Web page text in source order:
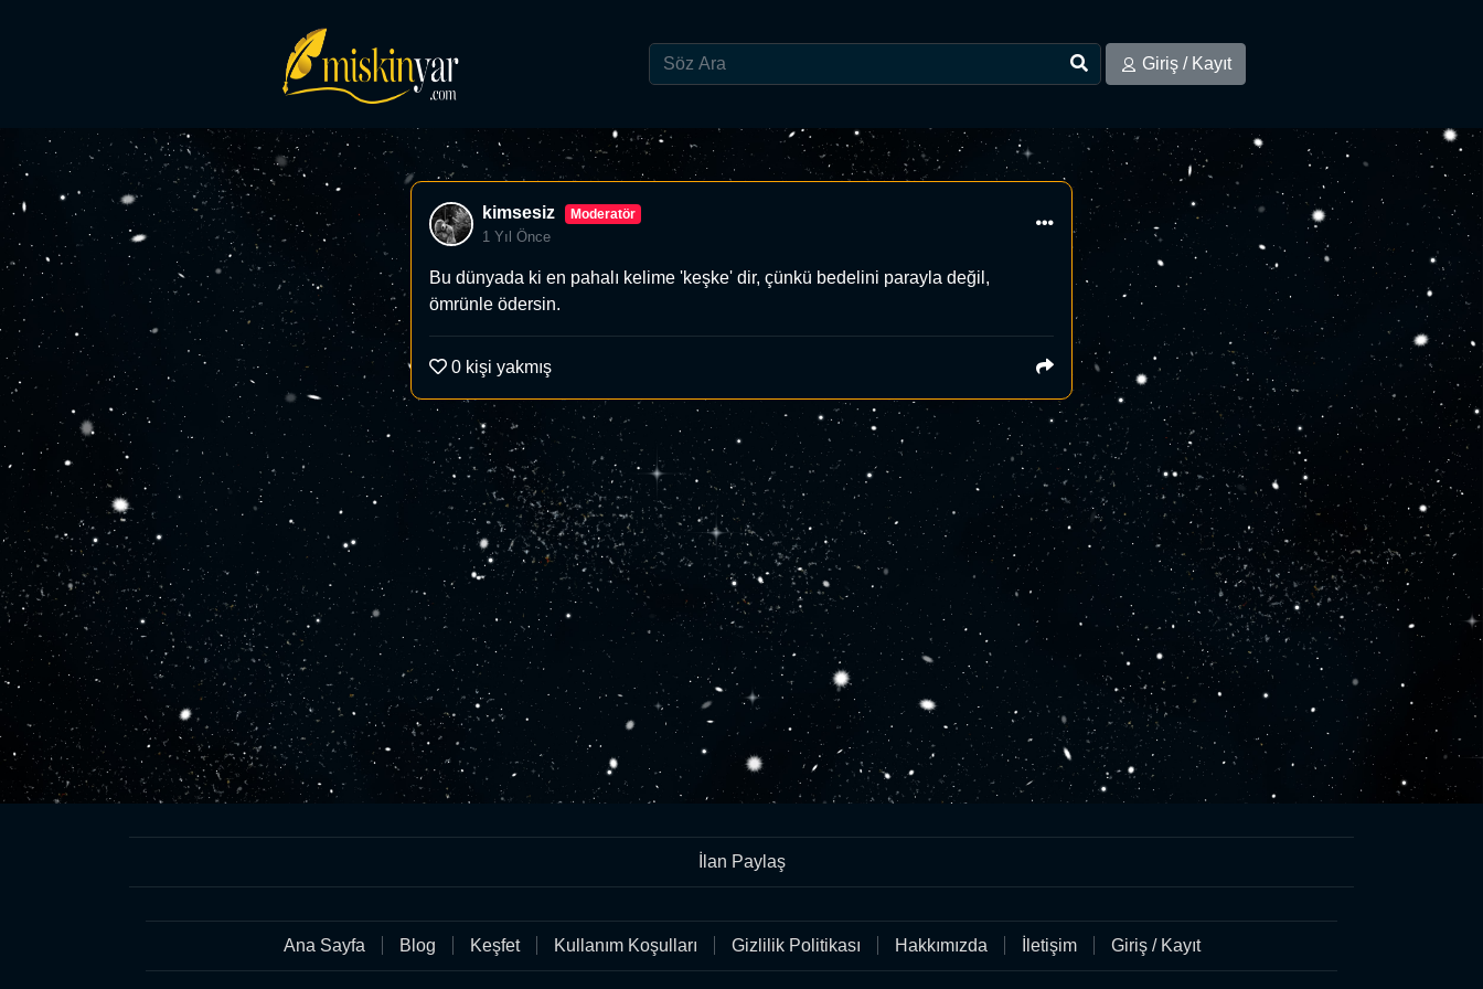
Giriş / Kayıt
kimsesiz Moderatör
1 Yıl Önce
Bu dünyada ki en pahalı kelime 'keşke' dir, çünkü bedelini parayla değil,
ömrünle ödersin.
0 kişi yakmış
İlan Paylaş
Ana Sayfa Blog Keşfet Kullanım Koşulları Gizlilik Politikası Hakkımızda İletişim Giriş / Kayıt